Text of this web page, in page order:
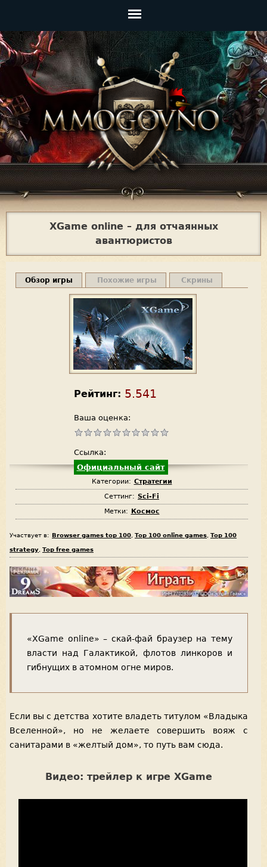
Главное
меню
Jump to navigation
XGame online – для отчаянных
авантюристов
Обзор игры Похожие игры Скрины
Рейтинг: 5.541
Ваша оценка:
Ссылка:
Официальный сайт
Категории: Стратегии
Сеттинг: Sci-Fi
Метки: Космос
Участвует в: Browser games top 100 Top 100 online games Top 100
strategy Top free games
«XGame online» – скай-фай браузер на тему
власти над Галактикой, флотов линкоров и
гибнущих в атомном огне миров.
Если вы с детства хотите владеть титулом «Владыка
Вселенной», но не желаете совершить вояж с
санитарами в «желтый дом», то путь вам сюда.
Видео: трейлер к игре XGame